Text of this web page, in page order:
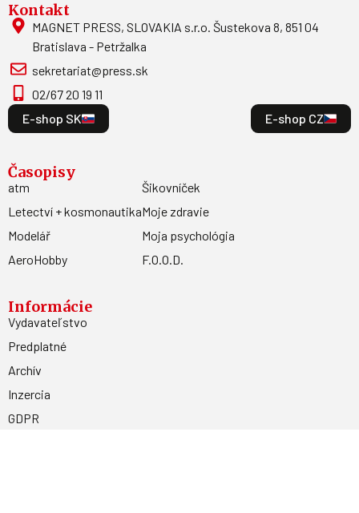
Kontakt
MAGNET PRESS, SLOVAKIA s.r.o. Šustekova 8, 851 04
Bratislava - Petržalka
sekretariat@press.sk
02/67 20 19 11
E-shop SK
E-shop CZ
Časopisy
atm
Letectví + kosmonautika
Modelář
AeroHobby
Šikovníček
Moje zdravie
Moja psychológia
F.O.O.D.
Informácie
Vydavateľstvo
Predplatné
Archív
Inzercia
GDPR